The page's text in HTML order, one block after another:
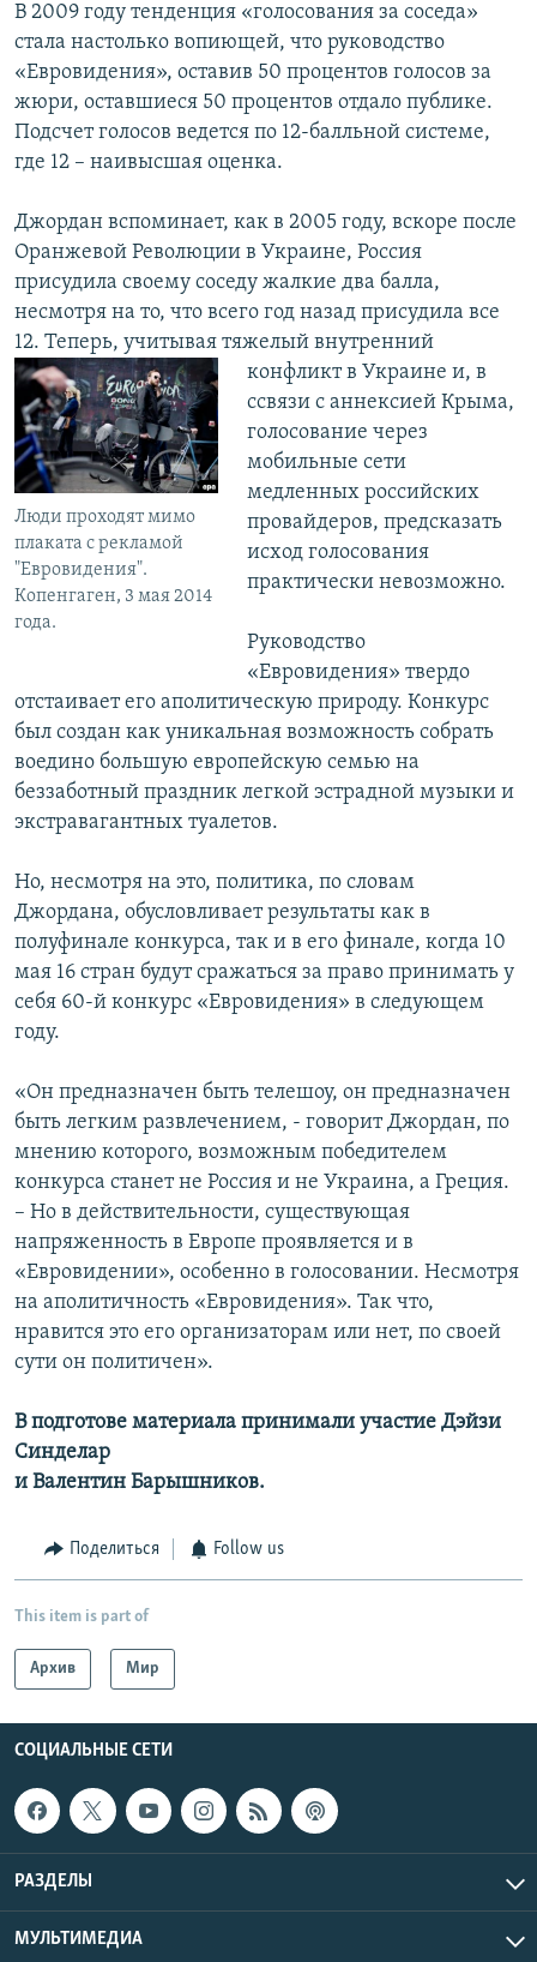
В 2009 году тенденция «голосования за соседа»
стала настолько вопиющей, что руководство
«Евровидения», оставив 50 процентов голосов за
жюри, оставшиеся 50 процентов отдало публике.
Подсчет голосов ведется по 12-балльной системе,
где 12 – наивысшая оценка.
Джордан вспоминает, как в 2005 году, вскоре после
Оранжевой Революции в Украине, Россия
присудила своему соседу жалкие два балла,
несмотря на то, что всего год назад присудила все
12. Теперь, учитывая тяжелый внутренний
Люди проходят мимо
плаката с рекламой
"Евровидения".
Копенгаген, 3 мая 2014
года.
конфликт в Украине и, в
ссвязи с аннексией Крыма,
голосование через
мобильные сети
медленных российских
провайдеров, предсказать
исход голосования
практически невозможно.
Руководство
«Евровидения» твердо
отстаивает его аполитическую природу. Конкурс
был создан как уникальная возможность собрать
воедино большую европейскую семью на
беззаботный праздник легкой эстрадной музыки и
экстравагантных туалетов.
Но, несмотря на это, политика, по словам
Джордана, обусловливает результаты как в
полуфинале конкурса, так и в его финале, когда 10
мая 16 стран будут сражаться за право принимать у
себя 60-й конкурс «Евровидения» в следующем
году.
«Он предназначен быть телешоу, он предназначен
быть легким развлечением, - говорит Джордан, по
мнению которого, возможным победителем
конкурса станет не Россия и не Украина, а Греция.
– Но в действительности, существующая
напряженность в Европе проявляется и в
«Евровидении», особенно в голосовании. Несмотря
на аполитичность «Евровидения». Так что,
нравится это его организаторам или нет, по своей
сути он политичен».
В подготове материала принимали участие Дэйзи
Синделар
и Валентин Барышников.
Поделиться Follow us
This item is part of
Архив Мир
СОЦИАЛЬНЫЕ СЕТИ
РАЗДЕЛЫ
МУЛЬТИМЕДИА